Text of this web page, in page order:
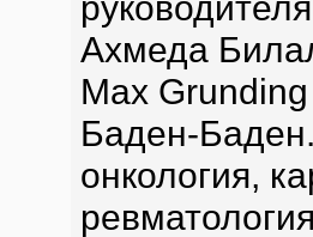
Ахмеда
Max
Баден-
онкология,